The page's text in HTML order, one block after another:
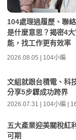
104處理過履歷、聯
是什麼意思？揭密4
能，找工作更有效率
2026.08.05 | 104小編
文組就跟台積電、科
分享5步驟成功跨界
2026.07.31 | 104小編 |
五大產業迎美關稅紅
可期